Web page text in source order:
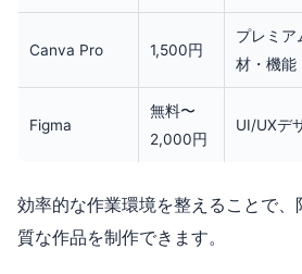
Canva Pro 1,500円
プレミア
材・機能
Figma
無料〜
2,000円
UI/UXデ
効率的な作業環境を整えることで
質な作品を制作できます。